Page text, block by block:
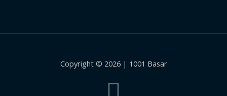
Copyright © 2026 | 1001 Basar